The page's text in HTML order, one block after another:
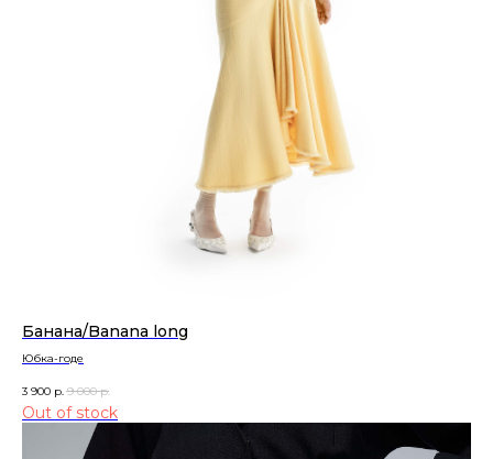
Банана/Banana long
Юбка-годе
3 900 р. 9 000 р.
Out of stock